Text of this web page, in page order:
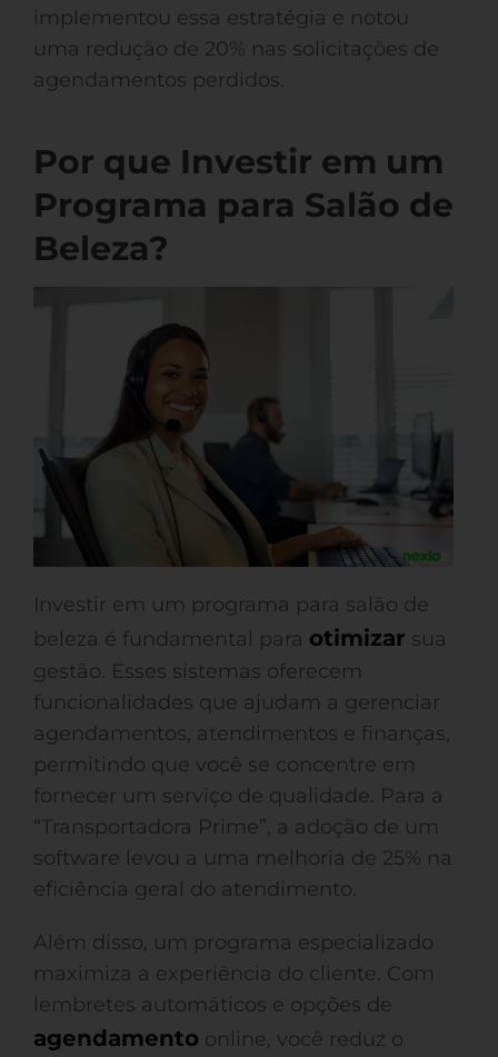
implementou essa estratégia e notou
uma redução de 20% nas solicitações de
agendamentos perdidos.
Por que Investir em um
Programa para Salão de
Beleza?
Investir em um programa para salão de
beleza é fundamental para otimizar sua
gestão. Esses sistemas oferecem
funcionalidades que ajudam a gerenciar
agendamentos, atendimentos e finanças,
permitindo que você se concentre em
fornecer um serviço de qualidade. Para a
“Transportadora Prime”, a adoção de um
software levou a uma melhoria de 25% na
eficiência geral do atendimento.
Além disso, um programa especializado
maximiza a experiência do cliente. Com
lembretes automáticos e opções de
agendamento online, você reduz o